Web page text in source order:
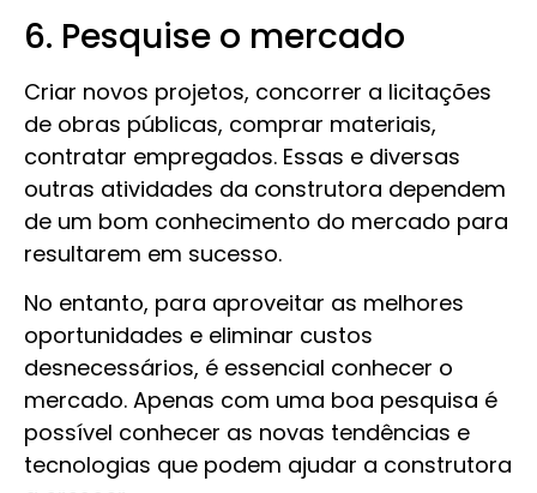
6. Pesquise o mercado
Criar novos projetos, concorrer a licitações
de obras públicas, comprar materiais,
contratar empregados. Essas e diversas
outras atividades da construtora dependem
de um bom conhecimento do mercado para
resultarem em sucesso.
No entanto, para aproveitar as melhores
oportunidades e eliminar custos
desnecessários, é essencial conhecer o
mercado. Apenas com uma boa pesquisa é
possível conhecer as novas tendências e
tecnologias que podem ajudar a construtora